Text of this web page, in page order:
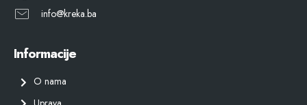
info@kreka.ba
Informacije
O nama